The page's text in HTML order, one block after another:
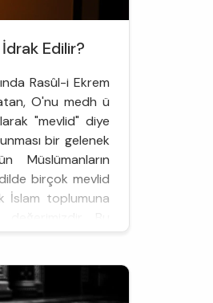
Edilir?
Rasûl-i Ekrem
O'nu medh ü
"mevlid" diye
bir gelenek
Müslümanların
birçok mevlid
İslam toplumuna
dinlettirilmek